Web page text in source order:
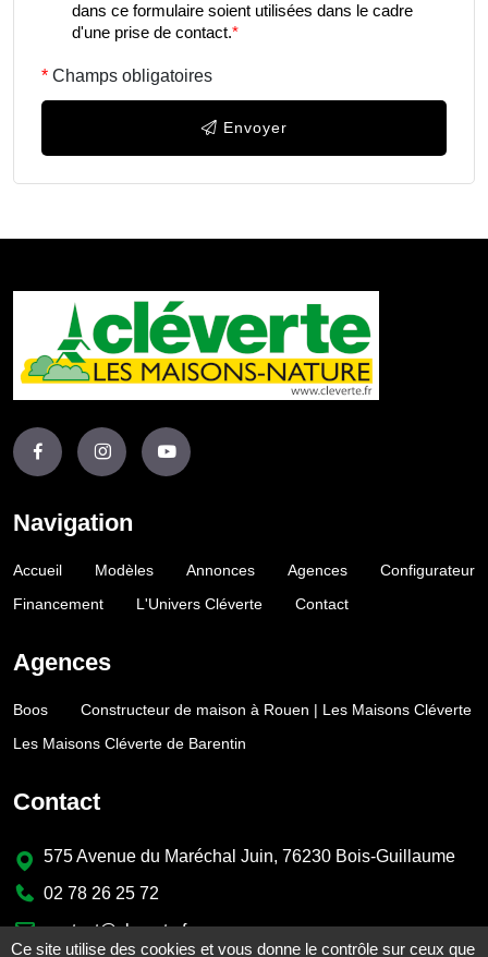
dans ce formulaire soient utilisées dans le cadre
d'une prise de contact.*
Champs obligatoires
Envoyer
Navigation
Accueil Modèles Annonces Agences
Configurateur
Financement
L'Univers Cléverte Contact
Agences
Boos
Constructeur de maison à Rouen | Les Maisons Cléverte
Les Maisons Cléverte de Barentin
Contact
575 Avenue du Maréchal Juin, 76230 Bois-Guillaume
02 78 26 25 72
contact@cleverte.fr
Ce site utilise des cookies et vous donne le contrôle sur ceux que